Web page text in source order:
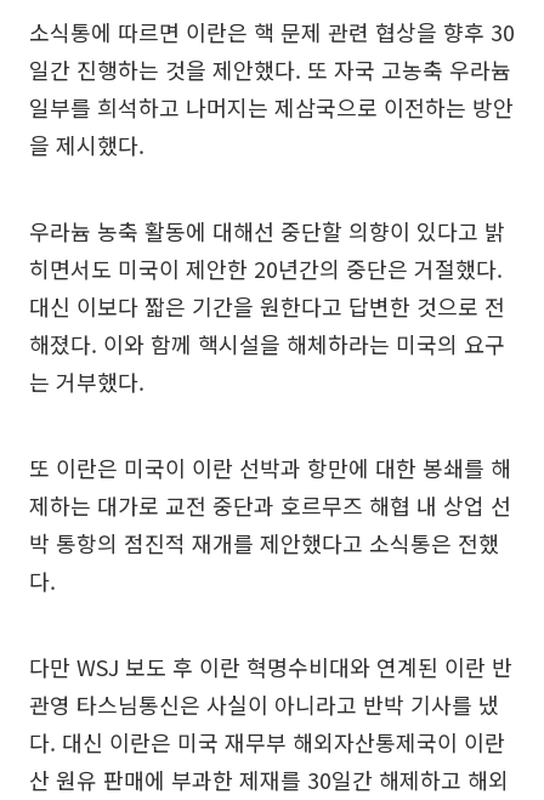
소식통에 따르면 이란은 핵 문제 관련 협상을 향후 30
일간 진행하는 것을 제안했다. 또 자국 고농축 우라늄
일부를 희석하고 나머지는 제삼국으로 이전하는 방안
을 제시했다.
우라늄 농축 활동에 대해선 중단할 의향이 있다고 밝
히면서도 미국이 제안한 20년간의 중단은 거절했다.
대신 이보다 짧은 기간을 원한다고 답변한 것으로 전
해졌다. 이와 함께 핵시설을 해체하라는 미국의 요구
는 거부했다.
또 이란은 미국이 이란 선박과 항만에 대한 봉쇄를 해
제하는 대가로 교전 중단과 호르무즈 해협 내 상업 선
박 통항의 점진적 재개를 제안했다고 소식통은 전했
다.
다만 WSJ 보도 후 이란 혁명수비대와 연계된 이란 반
관영 타스님통신은 사실이 아니라고 반박 기사를 냈
다. 대신 이란은 미국 재무부 해외자산통제국이 이란
산 원유 판매에 부과한 제재를 30일간 해제하고 해외